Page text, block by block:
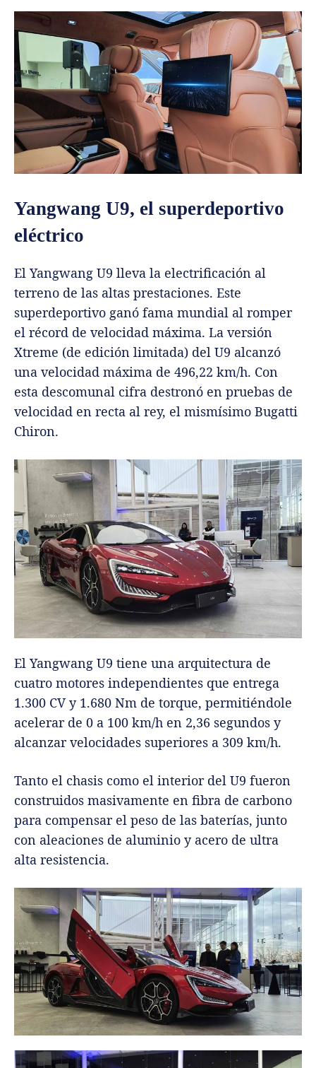
Yangwang U9, el superdeportivo
eléctrico
El Yangwang U9 lleva la electrificación al
terreno de las altas prestaciones. Este
superdeportivo ganó fama mundial al romper
el récord de velocidad máxima. La versión
Xtreme (de edición limitada) del U9 alcanzó
una velocidad máxima de 496,22 km/h. Con
esta descomunal cifra destronó en pruebas de
velocidad en recta al rey, el mismísimo Bugatti
Chiron.
El Yangwang U9 tiene una arquitectura de
cuatro motores independientes que entrega
1.300 CV y 1.680 Nm de torque, permitiéndole
acelerar de 0 a 100 km/h en 2,36 segundos y
alcanzar velocidades superiores a 309 km/h.
Tanto el chasis como el interior del U9 fueron
construidos masivamente en fibra de carbono
para compensar el peso de las baterías, junto
con aleaciones de aluminio y acero de ultra
alta resistencia.